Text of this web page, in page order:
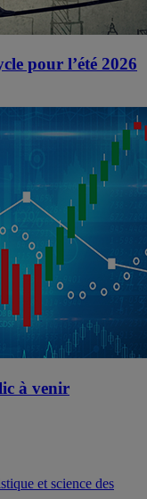
pour l’été 2026
à venir
et science des